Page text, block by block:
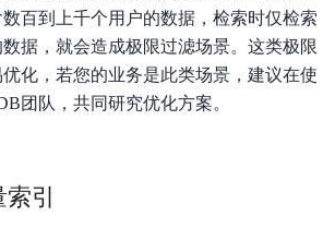
百到上千个用户的数据，检索时仅检索
据，就会造成极限过滤场景。这类极限
化，若您的业务是此类场景，建议在使
团队，共同研究优化方案。
引